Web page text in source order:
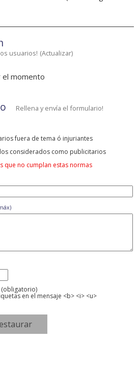
usuarios! (Actualizar)
el momento
Rellena y envía el formulario!
fuera de tema ó injuriantes
considerados como publicitarios
que no cumplan estas normas
en el mensaje <b> <i> <u>